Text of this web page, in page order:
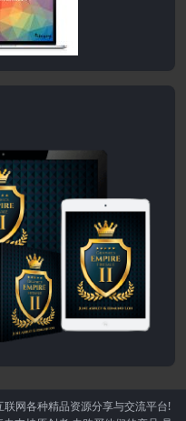
网各种精品资源分享与交流平台!